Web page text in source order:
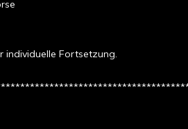
individuelle Fortsetzung.